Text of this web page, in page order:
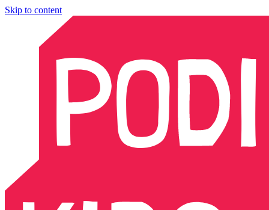
Skip to content